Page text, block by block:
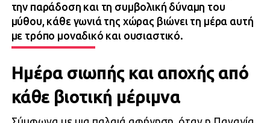
την παράδοση και τη συμβολική δύναμη του
μύθου, κάθε γωνιά της χώρας βιώνει τη μέρα αυτή
με τρόπο μοναδικό και ουσιαστικό.
Ημέρα σιωπής και αποχής από
κάθε βιοτική μέριμνα